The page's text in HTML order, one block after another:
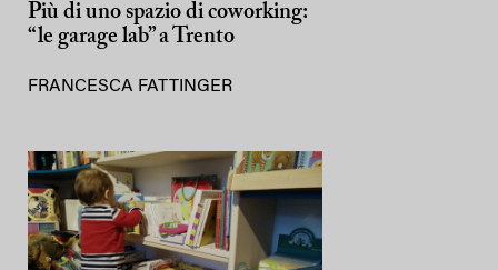
Più di uno spazio di coworking:
“le garage lab” a Trento
FRANCESCA FATTINGER